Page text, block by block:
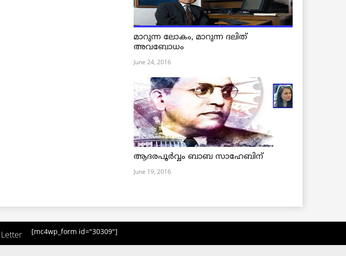
മാറുന്ന ലോകം, മാറുന്ന ദലിത്
അവബോധം
June 24, 2016
ആദരപൂര്‍വ്വം ബാബ സാഹേബിന്
June 19, 2016
[mc4wp_form id="30309"]